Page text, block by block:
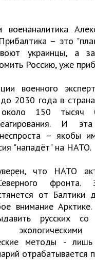
военаналитика
– это
украинцы, а
Россию, уже
военного
2030 года в
150 тысяч
И
– якобы
"нападёт" на НАТО.
что НАТО
фронта.
от Балтики
внимание
русских со
методы -
отрабатывается